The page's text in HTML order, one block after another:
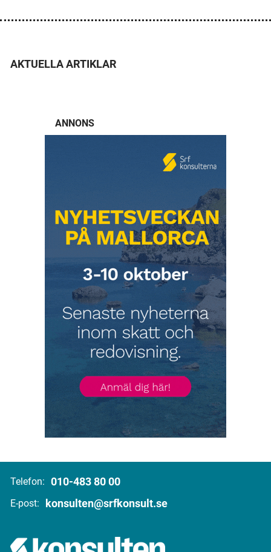
AKTUELLA ARTIKLAR
ANNONS
Telefon: 010-483 80 00
E-post: konsulten@srfkonsult.se